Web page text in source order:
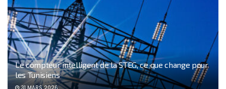
Le compteur intelligent de la STEG, ce que change pour
les Tunisiens